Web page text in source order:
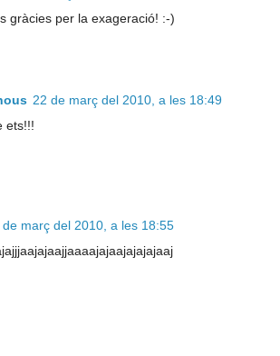
gràcies per la exageració! :-)
22 de març del 2010, a les 18:49
ets!!!
de març del 2010, a les 18:55